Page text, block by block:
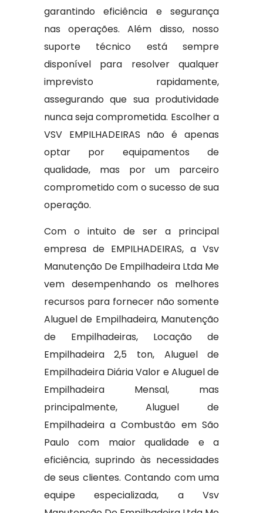
garantindo eficiência e segurança
nas operações. Além disso, nosso
suporte técnico está sempre
disponível para resolver qualquer
imprevisto rapidamente,
assegurando que sua produtividade
nunca seja comprometida. Escolher a
VSV EMPILHADEIRAS não é apenas
optar por equipamentos de
qualidade, mas por um parceiro
comprometido com o sucesso de sua
operação.
Com o intuito de ser a principal
empresa de EMPILHADEIRAS, a Vsv
Manutenção De Empilhadeira Ltda Me
vem desempenhando os melhores
recursos para fornecer não somente
Aluguel de Empilhadeira, Manutenção
de Empilhadeiras, Locação de
Empilhadeira 2,5 ton, Aluguel de
Empilhadeira Diária Valor e Aluguel de
Empilhadeira Mensal, mas
principalmente, Aluguel de
Empilhadeira a Combustão em São
Paulo com maior qualidade e a
eficiência, suprindo às necessidades
de seus clientes. Contando com uma
equipe especializada, a Vsv